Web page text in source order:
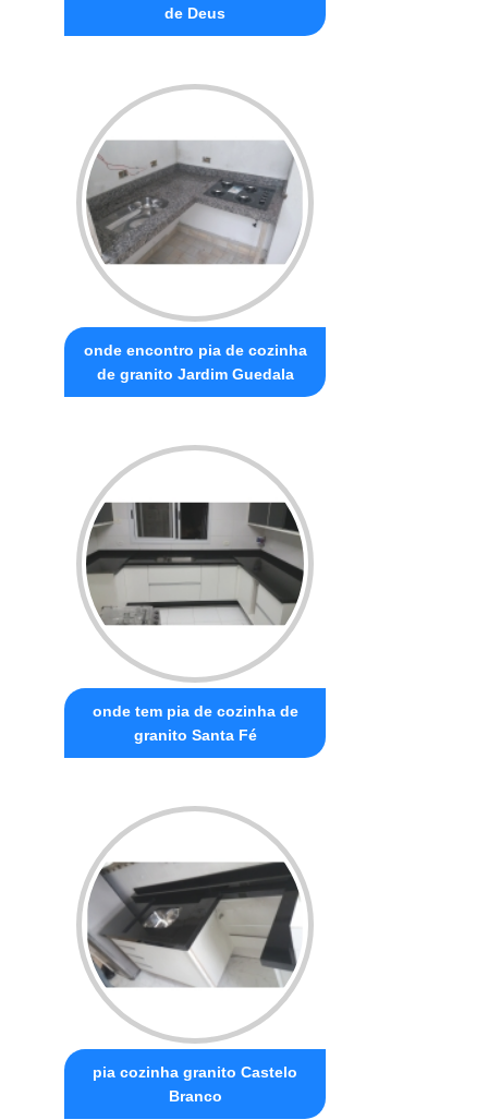
de Deus
onde encontro pia de cozinha
de granito Jardim Guedala
onde tem pia de cozinha de
granito Santa Fé
pia cozinha granito Castelo
Branco